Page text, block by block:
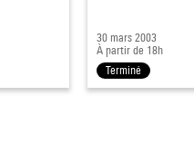
30 mars 2003
À partir de 18h
Terminé